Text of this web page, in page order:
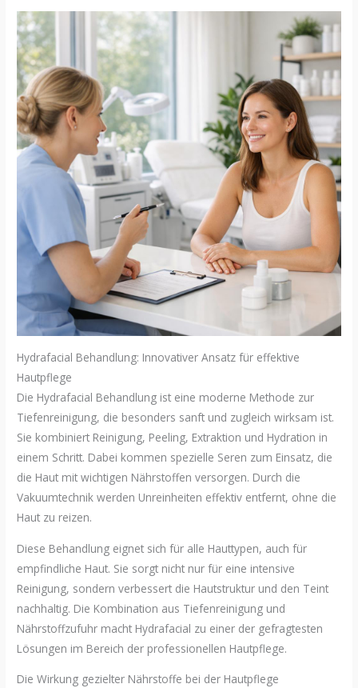
Hydrafacial Behandlung: Innovativer Ansatz für effektive
Hautpflege
Die Hydrafacial Behandlung ist eine moderne Methode zur
Tiefenreinigung, die besonders sanft und zugleich wirksam ist.
Sie kombiniert Reinigung, Peeling, Extraktion und Hydration in
einem Schritt. Dabei kommen spezielle Seren zum Einsatz, die
die Haut mit wichtigen Nährstoffen versorgen. Durch die
Vakuumtechnik werden Unreinheiten effektiv entfernt, ohne die
Haut zu reizen.
Diese Behandlung eignet sich für alle Hauttypen, auch für
empfindliche Haut. Sie sorgt nicht nur für eine intensive
Reinigung, sondern verbessert die Hautstruktur und den Teint
nachhaltig. Die Kombination aus Tiefenreinigung und
Nährstoffzufuhr macht Hydrafacial zu einer der gefragtesten
Lösungen im Bereich der professionellen Hautpflege.
Die Wirkung gezielter Nährstoffe bei der Hautpflege